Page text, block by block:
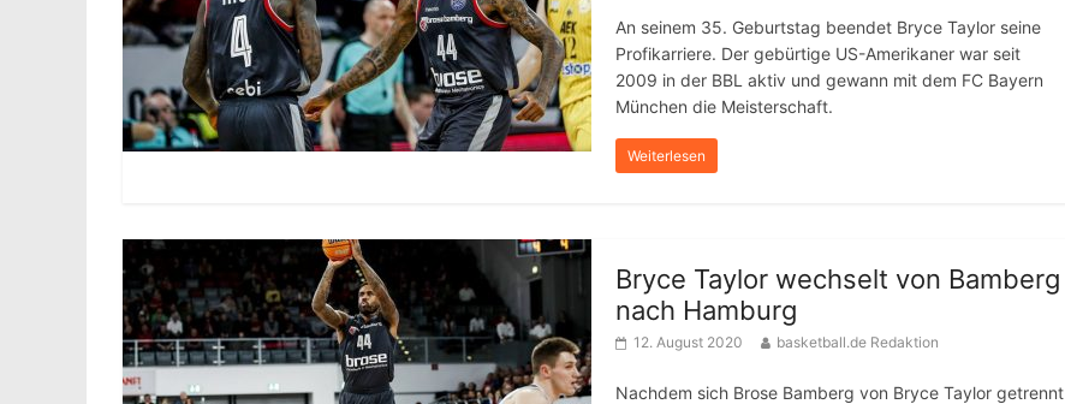
An seinem 35. Geburtstag beendet Bryce Taylor seine
Profikarriere. Der gebürtige US-Amerikaner war seit
2009 in der BBL aktiv und gewann mit dem FC Bayern
München die Meisterschaft.
Weiterlesen
Bryce Taylor wechselt von Bamberg
nach Hamburg
12. August 2020 basketball.de Redaktion
Nachdem sich Brose Bamberg von Bryce Taylor getrennt